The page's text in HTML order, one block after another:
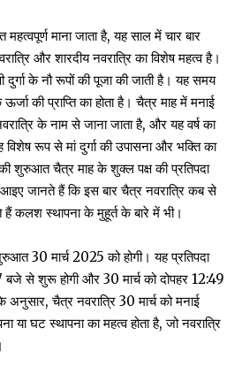
महत्वपूर्ण माना जाता है, यह साल में चार बार
और शारदीय नवरात्रि का विशेष महत्व है।
दुर्गा के नौ रूपों की पूजा की जाती है। यह समय
की प्राप्ति का होता है। चैत्र माह में मनाई
के नाम से जाना जाता है, और यह वर्ष का
विशेष रूप से मां दुर्गा की उपासना और भक्ति का
शुरुआत चैत्र माह के शुक्ल पक्ष की प्रतिपदा
जानते हैं कि इस बार चैत्र नवरात्रि कब से
कलश स्थापना के मुहूर्त के बारे में भी।
30 मार्च 2025 को होगी। यह प्रतिपदा
बजे से शुरू होगी और 30 मार्च को दोपहर 12:49
अनुसार, चैत्र नवरात्रि 30 मार्च को मनाई
या घट स्थापना का महत्व होता है, जो नवरात्रि